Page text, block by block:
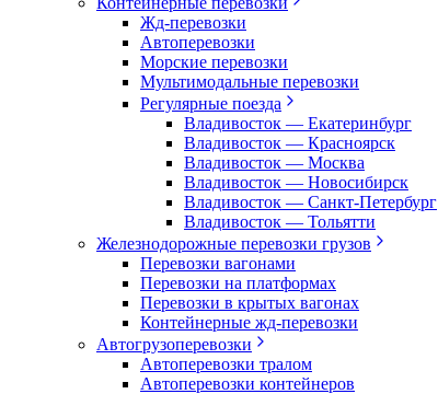
Жд-перевозки
Автоперевозки
Морские перевозки
Мультимодальные перевозки
Регулярные поезда
Владивосток — Екатеринбург
Владивосток — Красноярск
Владивосток — Москва
Владивосток — Новосибирск
Владивосток — Санкт-Петербург
Владивосток — Тольятти
Железнодорожные перевозки грузов
Перевозки вагонами
Перевозки на платформах
Перевозки в крытых вагонах
Контейнерные жд-перевозки
Автогрузоперевозки
Автоперевозки тралом
Автоперевозки контейнеров